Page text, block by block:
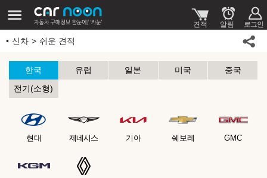
신차 쉬운 견적
한국 유럽 일본 미국
중국
전기(소형)
현대 제네시스 기아 쉐보레 GMC